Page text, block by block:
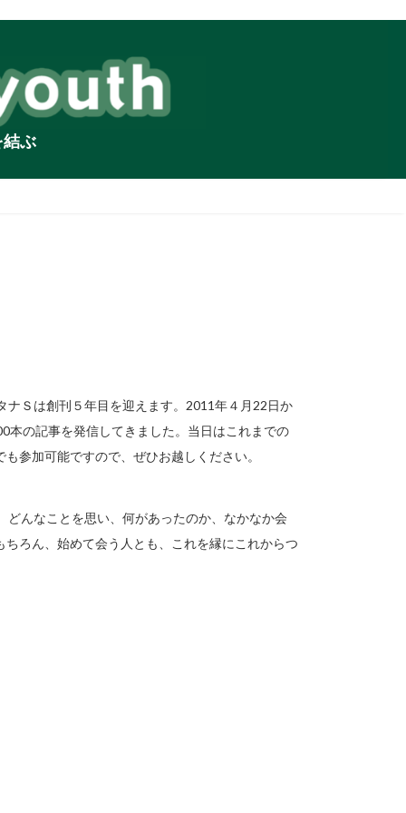
ぶ
Ｓは創刊５年目を迎えます。2011年４月22日か
本の記事を発信してきました。当日はこれまでの
参加可能ですので、ぜひお越しください。
んなことを思い、何があったのか、なかなか会
ろん、始めて会う人とも、これを縁にこれからつ